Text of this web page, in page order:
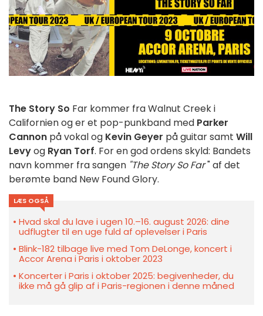
The Story So Far kommer fra Walnut Creek i
Californien og er et pop-punkband med Parker
Cannon på vokal og Kevin Geyer på guitar samt Will
Levyog Ryan Torf. For en god ordens skyld: Bandets
navn kommer fra sangen "The Story So Far" af det
berømte band New Found Glory.
LÆS OGSÅ
Hvad skal du lave i ugen 10.–16. august 2026: dine
udflugter til en uge fuld af oplevelser i Paris
Blink-182 tilbage live med Tom DeLonge, koncert i
Accor Arena i Paris i oktober 2023
Koncerter i Paris i oktober 2025: begivenheder, du
ikke må gå glip af i Paris-regionen i denne måned